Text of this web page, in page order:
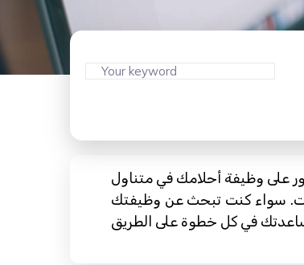
على وظيفة أحلامك في متناول
سواء كنت تبحث عن وظيفتك